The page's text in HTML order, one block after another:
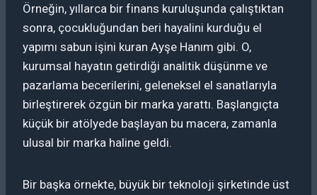
Örneğin, yıllarca bir finans kuruluşunda çalıştıktan
sonra, çocukluğundan beri hayalini kurduğu el
yapımı sabun işini kuran Ayşe Hanım gibi. O,
kurumsal hayatın getirdiği analitik düşünme ve
pazarlama becerilerini, geleneksel el sanatlarıyla
birleştirerek özgün bir marka yarattı. Başlangıçta
küçük bir atölyede başlayan bu macera, zamanla
ulusal bir marka haline geldi.
Bir başka örnekte, büyük bir teknoloji şirketinde üst